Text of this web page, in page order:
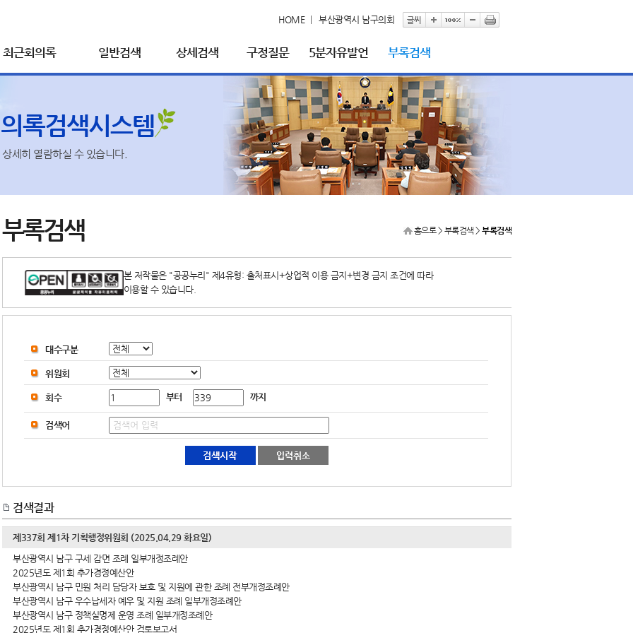
HOME 부산광역시 남구의회
최근회의록 일반검색 상세검색 구정질문 5분자유발언 부록검색
록검색시스템
세히 열람하실 수 있습니다.
부록검색 홈으로> 부록검색 > 부록검색
본 저작물은 "공공누리" 제4유형: 출처표시+상업적 이용 금지+변경 금지 조건에 따라
이용할 수 있습니다.
대수구분
위원회
회수 부터 까지
검색어
검색결과
제337회 제1차 기획행정위원회 (2025.04.29 화요일)
부산광역시 남구 구세 감면 조례 일부개정조례안
2025년도 제1회 추가경정예산안
부산광역시 남구 민원 처리 담당자 보호 및 지원에 관한 조례 전부개정조례안
부산광역시 남구 우수납세자 예우 및 지원 조례 일부개정조례안
부산광역시 남구 정책실명제 운영 조례 일부개정조례안
2025년도 제1회 추가경정예산안 검토보고서